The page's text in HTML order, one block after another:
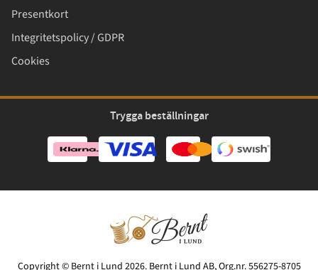
Presentkort
Integritetspolicy / GDPR
Cookies
Trygga beställningar
Copyright © Bernt i Lund 2026. Bernt i Lund AB, Org.nr. 556275-8705